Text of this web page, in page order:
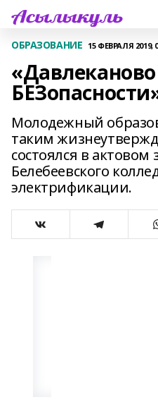
ОБРАЗОВАНИЕ 15 ФЕВРАЛЯ 2019,
Молодежный
таким
состоялся в актовом
Белебеевского
электрификации.